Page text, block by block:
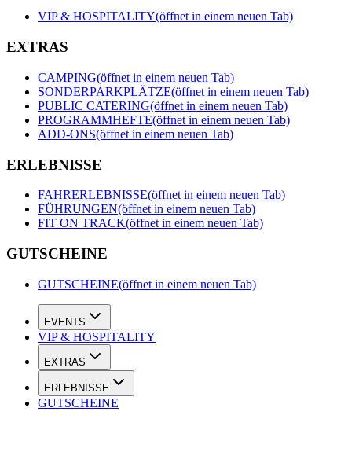
VIP & HOSPITALITY(öffnet in einem neuen Tab)
EXTRAS
CAMPING(öffnet in einem neuen Tab)
SONDERPARKPLÄTZE(öffnet in einem neuen Tab)
PUBLIC CATERING(öffnet in einem neuen Tab)
PROGRAMMHEFTE(öffnet in einem neuen Tab)
ADD-ONS(öffnet in einem neuen Tab)
ERLEBNISSE
FAHRERLEBNISSE(öffnet in einem neuen Tab)
FÜHRUNGEN(öffnet in einem neuen Tab)
FIT ON TRACK(öffnet in einem neuen Tab)
GUTSCHEINE
GUTSCHEINE(öffnet in einem neuen Tab)
EVENTS
VIP & HOSPITALITY
EXTRAS
ERLEBNISSE
GUTSCHEINE